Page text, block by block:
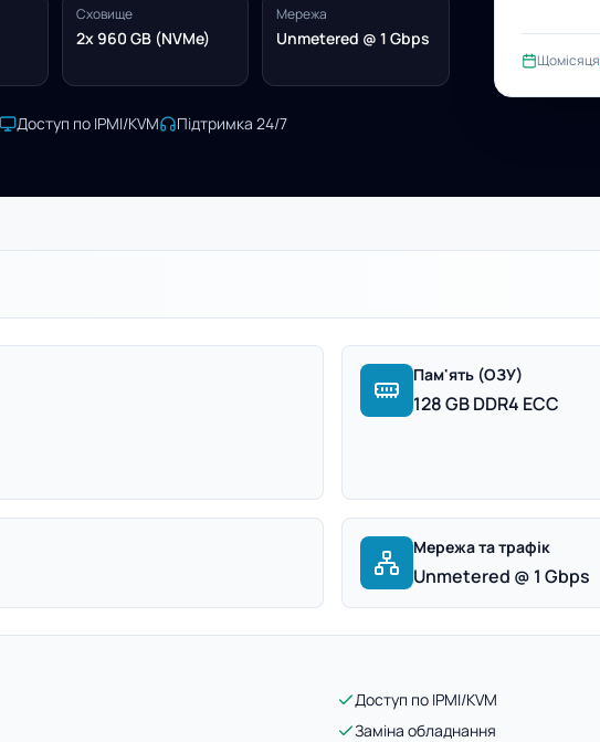
Сховище
2x 960 GB (NVMe)
Мережа
Unmetered @ 1 Gbps
Доступ по IPMI/KVM Підтримка 24/7
Щомісяця
Пам'ять (ОЗУ)
128 GB DDR4 ECC
Мережа та трафік
Unmetered @ 1 Gbps
Доступ по IPMI/KVM
Заміна обладнання